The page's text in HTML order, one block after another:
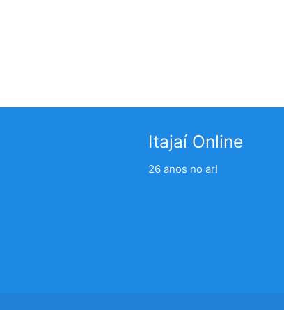
Itajaí Online
26 anos no ar!